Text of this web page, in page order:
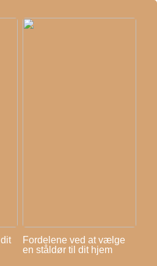
Fordelene ved at vælge
en ståldør til dit hjem